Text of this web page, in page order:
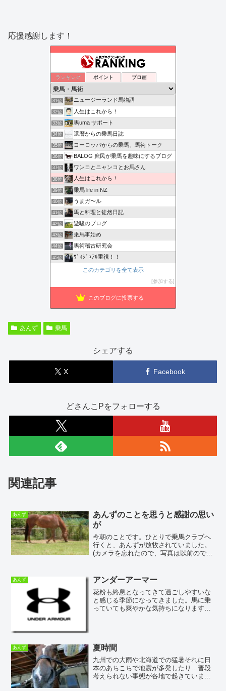
応援感謝します！
ランキング ポイント ブロ画
31位 ニュージーランド馬物語
32位 人生はこれから！
33位 馬uma サポート
34位 還暦からの乗馬日誌
35位 ヨーロッパからの乗馬、馬術トーク
36位 BALOG 庶民が乗馬を趣味にするブログ
37位 ワンコとニャンコとお馬さん
38位 人生はこれから！
39位 乗馬 life in NZ
40位 うまガ〜ル
41位 馬と料理と徒然日記
42位 遊駿のブログ
43位 乗馬事始め
44位 馬術稽古研究会
45位 ｳﾞｨｼﾞｭｱﾙ重視！！
このカテゴリを全て表示
参加する
このブログに投票する
あんず 乗馬
シェアする
X Facebook
どさんこPをフォローする
関連記事
あんず
あんずのことを思うと感謝の思い
が
今朝のことです。ひとりで乗馬クラブへ
行くと、あんずが放牧されていました。
(カメラを忘れたので、写真は以前のです)
ると、あんずもこちらへ向かってきま
す。ゆっくりゆっくり。...
あんず アンダーアーマー
花粉も終息となってきて過ごしやすいな
と感じる季節になってきました。馬に乗
っていても爽やかな気持ちになります。
あんず 夏時間
九州での大雨や北海道での猛暑それに日
本のあちこちで地震が多発したり…普段
考えられない事態が各地で起きていま